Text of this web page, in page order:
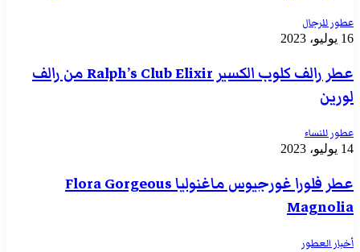
عطور للرجال
16 يوليو، 2023
عطر رالف كلوب الكسير Ralph’s Club Elixir من رالف
لورين
عطور للنساء
14 يوليو، 2023
عطر فلورا غورجيوس ماغنوليا Flora Gorgeous
Magnolia
أخبار العطور